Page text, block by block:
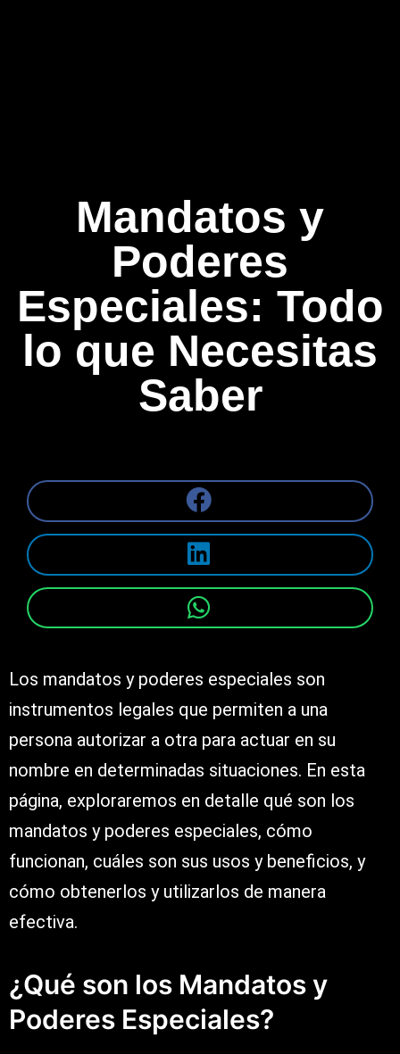
Mandatos y
Poderes
Especiales: Todo
lo que Necesitas
Saber
Los mandatos y poderes especiales son
instrumentos legales que permiten a una
persona autorizar a otra para actuar en su
nombre en determinadas situaciones. En esta
página, exploraremos en detalle qué son los
mandatos y poderes especiales, cómo
funcionan, cuáles son sus usos y beneficios, y
cómo obtenerlos y utilizarlos de manera
efectiva.
¿Qué son los Mandatos y
Poderes Especiales?